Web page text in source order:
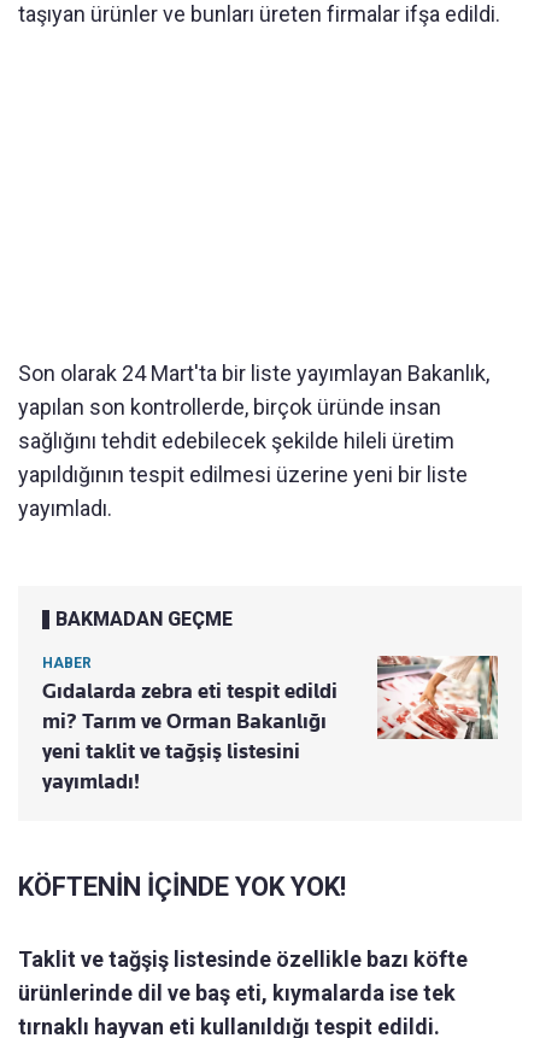
taşıyan ürünler ve bunları üreten firmalar ifşa edildi.
Son olarak 24 Mart'ta bir liste yayımlayan Bakanlık,
yapılan son kontrollerde, birçok üründe insan
sağlığını tehdit edebilecek şekilde hileli üretim
yapıldığının tespit edilmesi üzerine yeni bir liste
yayımladı.
BAKMADAN GEÇME
HABER
Gıdalarda zebra eti tespit edildi
mi? Tarım ve Orman Bakanlığı
yeni taklit ve tağşiş listesini
yayımladı!
KÖFTENİN İÇİNDE YOK YOK!
Taklit ve tağşiş listesinde özellikle bazı köfte
ürünlerinde dil ve baş eti, kıymalarda ise tek
tırnaklı hayvan eti kullanıldığı tespit edildi.